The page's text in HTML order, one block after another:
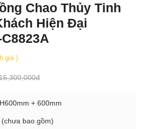
Chao Thủy Tinh
Hiện Đại
giá )
+ 600mm
(chưa bao gồm)